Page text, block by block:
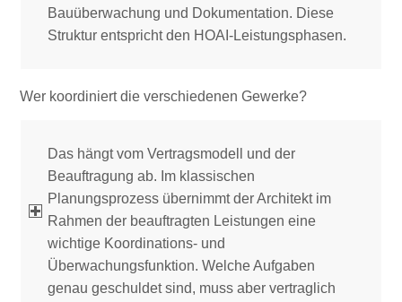
Bauüberwachung und Dokumentation. Diese
Struktur entspricht den HOAI-Leistungsphasen.
Wer koordiniert die verschiedenen Gewerke?
Das hängt vom Vertragsmodell und der
Beauftragung ab. Im klassischen
Planungsprozess übernimmt der Architekt im
Rahmen der beauftragten Leistungen eine
wichtige Koordinations- und
Überwachungsfunktion. Welche Aufgaben
genau geschuldet sind, muss aber vertraglich